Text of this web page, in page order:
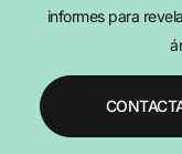
informes para